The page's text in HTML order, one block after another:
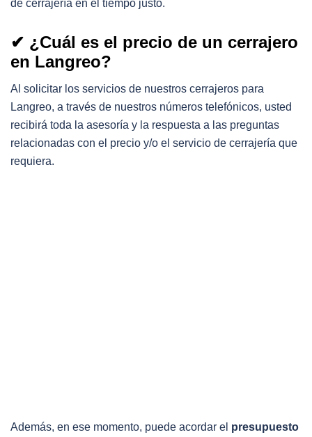
de cerrajería en el tiempo justo.
✔ ¿Cuál es el precio de un cerrajero
en Langreo?
Al solicitar los servicios de nuestros cerrajeros para
Langreo, a través de nuestros números telefónicos, usted
recibirá toda la asesoría y la respuesta a las preguntas
relacionadas con el precio y/o el servicio de cerrajería que
requiera.
Además, en ese momento, puede acordar el presupuesto